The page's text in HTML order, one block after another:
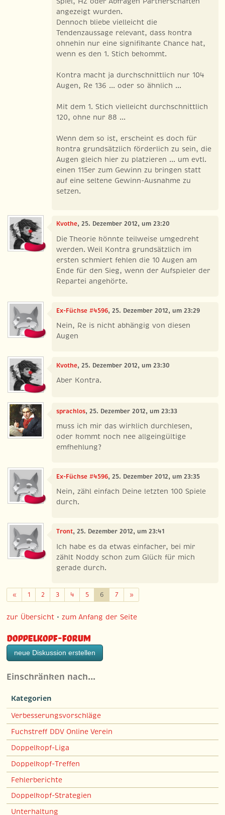
angezeigt wurden.
Dennoch bliebe vielleicht die
Tendenzaussage relevant, dass kontra
ohnehin nur eine signifikante Chance hat,
wenn es den 1. Stich bekommt.
Kontra macht ja durchschnittlich nur 104
Augen, Re 136 ... oder so ähnlich ...
Mit dem 1. Stich vielleicht durchschnittlich
120, ohne nur 88 ...
Wenn dem so ist, erscheint es doch für
kontra grundsätzlich förderlich zu sein, die
Augen gleich hier zu platzieren ... um evtl.
einen 115er zum Gewinn zu bringen statt
auf eine seltene Gewinn-Ausnahme zu
setzen.
Kvothe, 25. Dezember 2012, um 23:20
Die Theorie könnte teilweise umgedreht
werden. Weil Kontra grundsätzlich im
ersten schmiert fehlen die 10 Augen am
Ende für den Sieg, wenn der Aufspieler der
Repartei angehörte.
Ex-Füchse #4596, 25. Dezember 2012, um 23:29
Nein, Re is nicht abhängig von diesen
Augen
Kvothe, 25. Dezember 2012, um 23:30
Aber Kontra.
sprachlos, 25. Dezember 2012, um 23:33
muss ich mir das wirklich durchlesen,
oder kommt noch nee allgeingültige
emfhehlung?
Ex-Füchse #4596, 25. Dezember 2012, um 23:35
Nein, zähl einfach Deine letzten 100 Spiele
durch.
Tront, 25. Dezember 2012, um 23:41
Ich habe es da etwas einfacher, bei mir
zählt Noddy schon zum Glück für mich
gerade durch.
«Zurück
1 2 3 4 5 6 7 »Weiter
zur Übersicht •zum Anfang der Seite
Doppelkopf-Forum
neue Diskussion erstellen
Einschränken nach…
Kategorien
Verbesserungsvorschläge
Fuchstreff DDV Online Verein
Doppelkopf-Liga
Doppelkopf-Treffen
Fehlerberichte
Doppelkopf-Strategien
Unterhaltung